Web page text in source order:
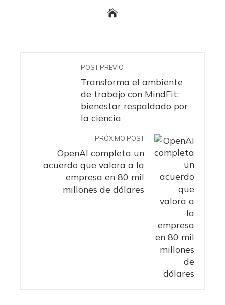
POST PREVIO
Transforma el ambiente
de trabajo con MindFit:
bienestar respaldado por
la ciencia
PRÓXIMO POST
OpenAI completa un
acuerdo que valora a la
empresa en 80 mil
millones de dólares